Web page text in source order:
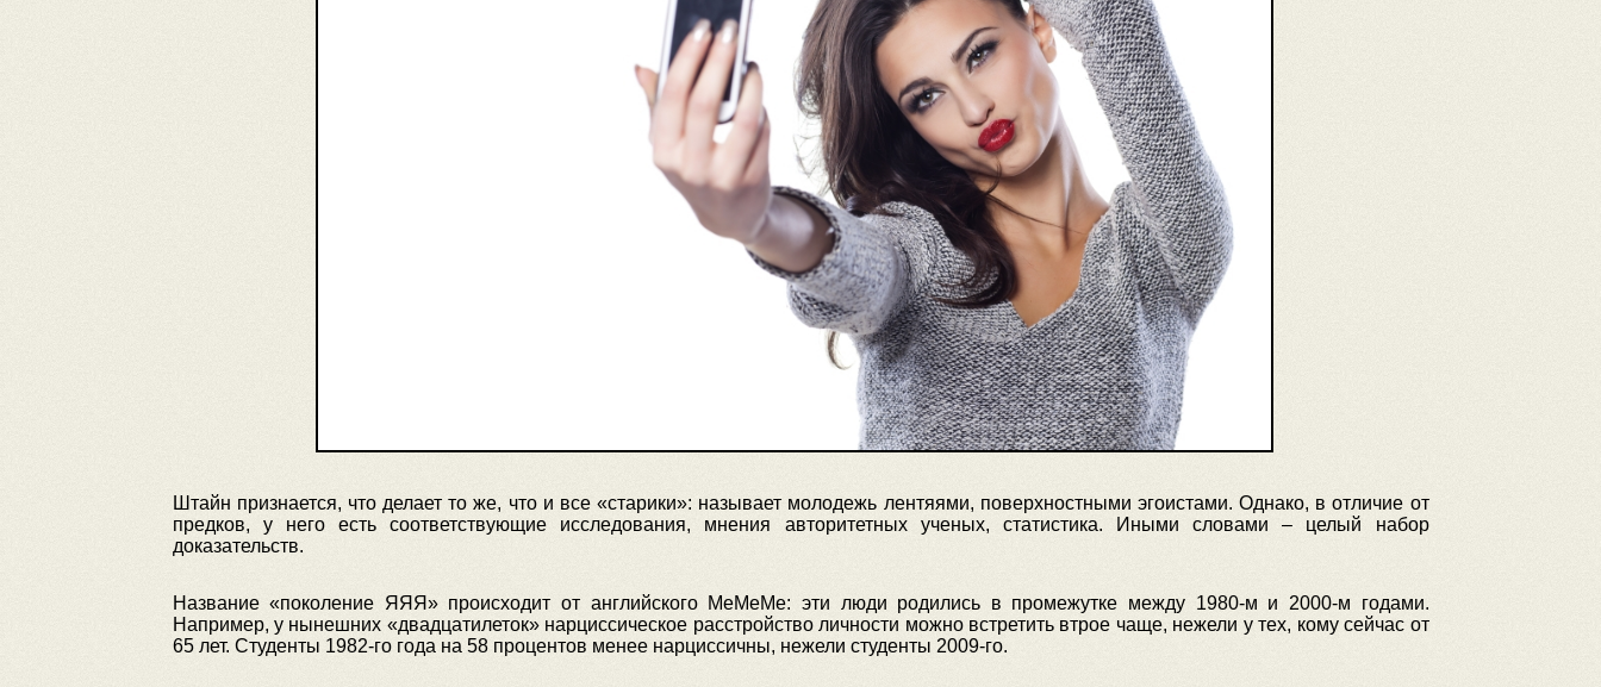
Штайн признается, что делает то же, что и все «старики»: называет молодежь лентяями, поверхностными эгоистами. Однако, в отличие от
предков, у него есть соответствующие исследования, мнения авторитетных ученых, статистика. Иными словами – целый набор
доказательств.
Название «поколение ЯЯЯ» происходит от английского МеМеМе: эти люди родились в промежутке между 1980-м и 2000-м годами.
Например, у нынешних «двадцатилеток» нарциссическое расстройство личности можно встретить втрое чаще, нежели у тех, кому сейчас от
65 лет. Студенты 1982-го года на 58 процентов менее нарциссичны, нежели студенты 2009-го.